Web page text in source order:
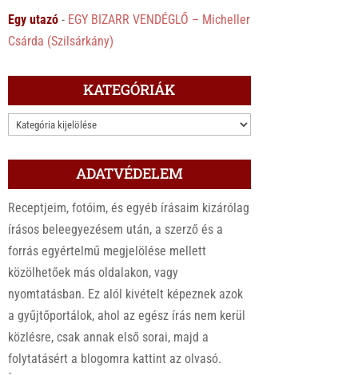
Egy utazó - EGY BIZARR VENDÉGLŐ – Micheller
Csárda (Szilsárkány)
KATEGÓRIÁK
KATEGÓRIÁK
ADATVÉDELEM
Receptjeim, fotóim, és egyéb írásaim kizárólag
írásos beleegyezésem után, a szerző és a
forrás egyértelmű megjelölése mellett
közölhetőek más oldalakon, vagy
nyomtatásban. Ez alól kivételt képeznek azok
a gyűjtőportálok, ahol az egész írás nem kerül
közlésre, csak annak első sorai, majd a
folytatásért a blogomra kattint az olvasó.